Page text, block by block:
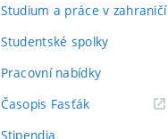
Studium a práce v zahraničí
Studentské spolky
Pracovní nabídky
Časopis Fasťák(externí
Stipendia